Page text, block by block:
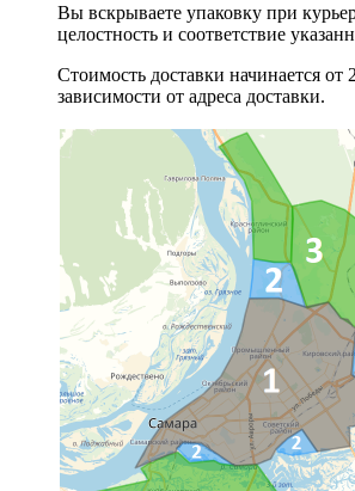
Вы вскрываете упаковку при
целостность и соответствие
Стоимость доставки начинается от
зависимости от адреса доставки.